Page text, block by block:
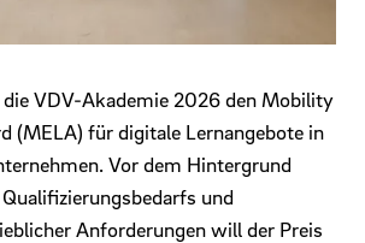
VDV-Akademie 2026 den Mobility
(MELA) für digitale Lernangebote in
Vor dem Hintergrund
und
Anforderungen will der Preis